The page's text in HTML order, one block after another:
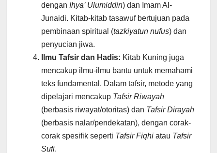
dengan Ihya’ Ulumiddin) dan Imam Al-
Junaidi. Kitab-kitab tasawuf bertujuan pada
pembinaan spiritual (tazkiyatun nufus) dan
penyucian jiwa.
Ilmu Tafsir dan Hadis: Kitab Kuning juga
mencakup ilmu-ilmu bantu untuk memahami
teks fundamental. Dalam tafsir, metode yang
dipelajari mencakup Tafsir Riwayah
(berbasis riwayat/otoritas) dan Tafsir Dirayah
(berbasis nalar/pendekatan), dengan corak-
corak spesifik seperti Tafsir Fiqhi atau Tafsir
Sufi.